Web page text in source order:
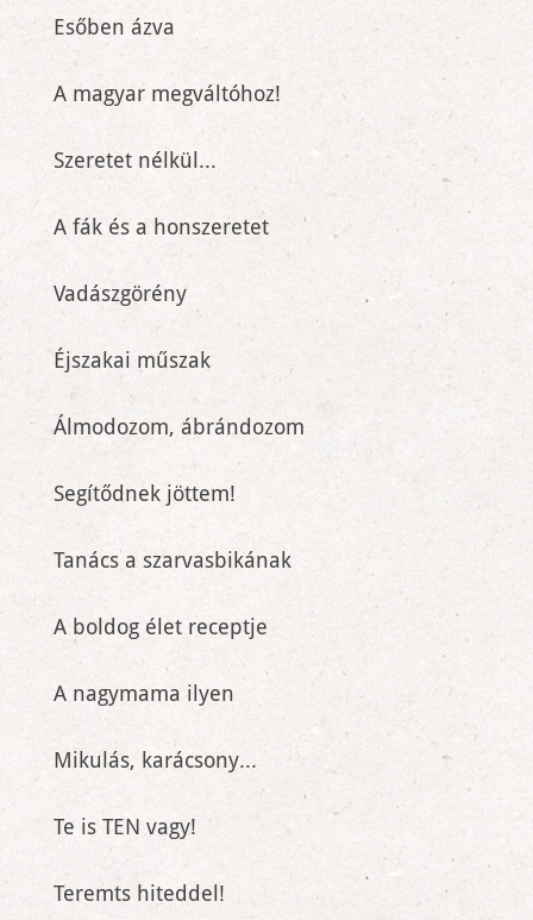
Esőben ázva
A magyar megváltóhoz!
Szeretet nélkül...
A fák és a honszeretet
Vadászgörény
Éjszakai műszak
Álmodozom, ábrándozom
Segítődnek jöttem!
Tanács a szarvasbikának
A boldog élet receptje
A nagymama ilyen
Mikulás, karácsony...
Te is TEN vagy!
Teremts hiteddel!